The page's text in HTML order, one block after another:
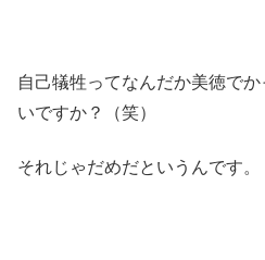
自己犠牲ってなんだか美徳で
いですか？（笑）
それじゃだめだというんです。